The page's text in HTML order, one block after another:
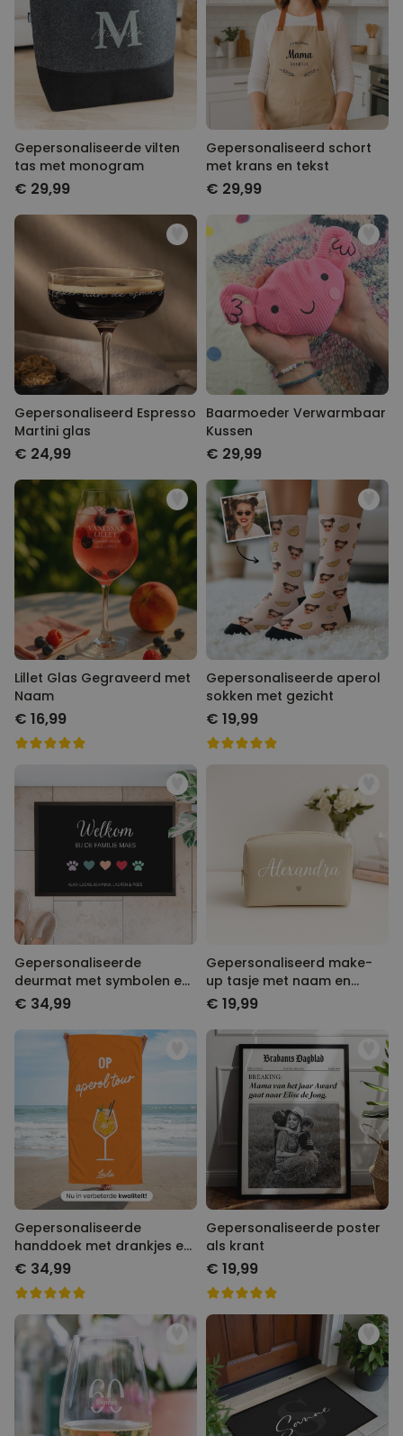
Gepersonaliseerde vilten
tas met monogram
€ 29,99
Gepersonaliseerd schort
met krans en tekst
€ 29,99
Gepersonaliseerd Espresso
Martini glas
€ 24,99
Baarmoeder Verwarmbaar
Kussen
€ 29,99
Lillet Glas Gegraveerd met
Naam
€ 16,99
Gepersonaliseerde aperol
sokken met gezicht
€ 19,99
Gepersonaliseerde
deurmat met symbolen en
naam
€ 34,99
Gepersonaliseerd make-
up tasje met naam en
symbool
€ 19,99
Gepersonaliseerde
handdoek met drankjes en
tekst
€ 34,99
Gepersonaliseerde poster
als krant
€ 19,99